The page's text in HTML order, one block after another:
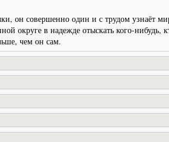
он совершенно один и с трудом узнаёт
округе в надежде отыскать кого-
чем он сам.